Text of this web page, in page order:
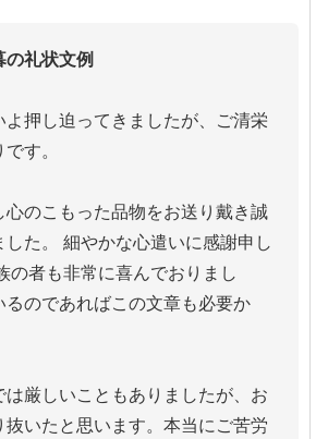
礼状文例
押し迫ってきましたが、ご清栄
す。
心のこもった品物をお送り戴き誠
た。
細やかな心遣いに感謝申し
の者も非常に喜んでおりまし
のであればこの文章も必要か
厳しいこともありましたが、お
いたと思います。本当にご苦労